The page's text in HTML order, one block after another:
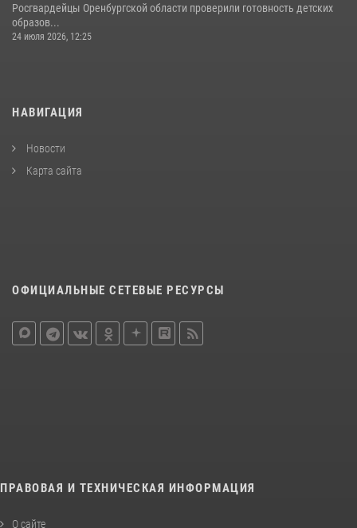
Росгвардейцы Оренбургской области проверили готовность детских
образов...
24 июля 2026, 12:25
НАВИГАЦИЯ
Новости
Карта сайта
ОФИЦИАЛЬНЫЕ СЕТЕВЫЕ РЕСУРСЫ
ПРАВОВАЯ И ТЕХНИЧЕСКАЯ ИНФОРМАЦИЯ
О сайте